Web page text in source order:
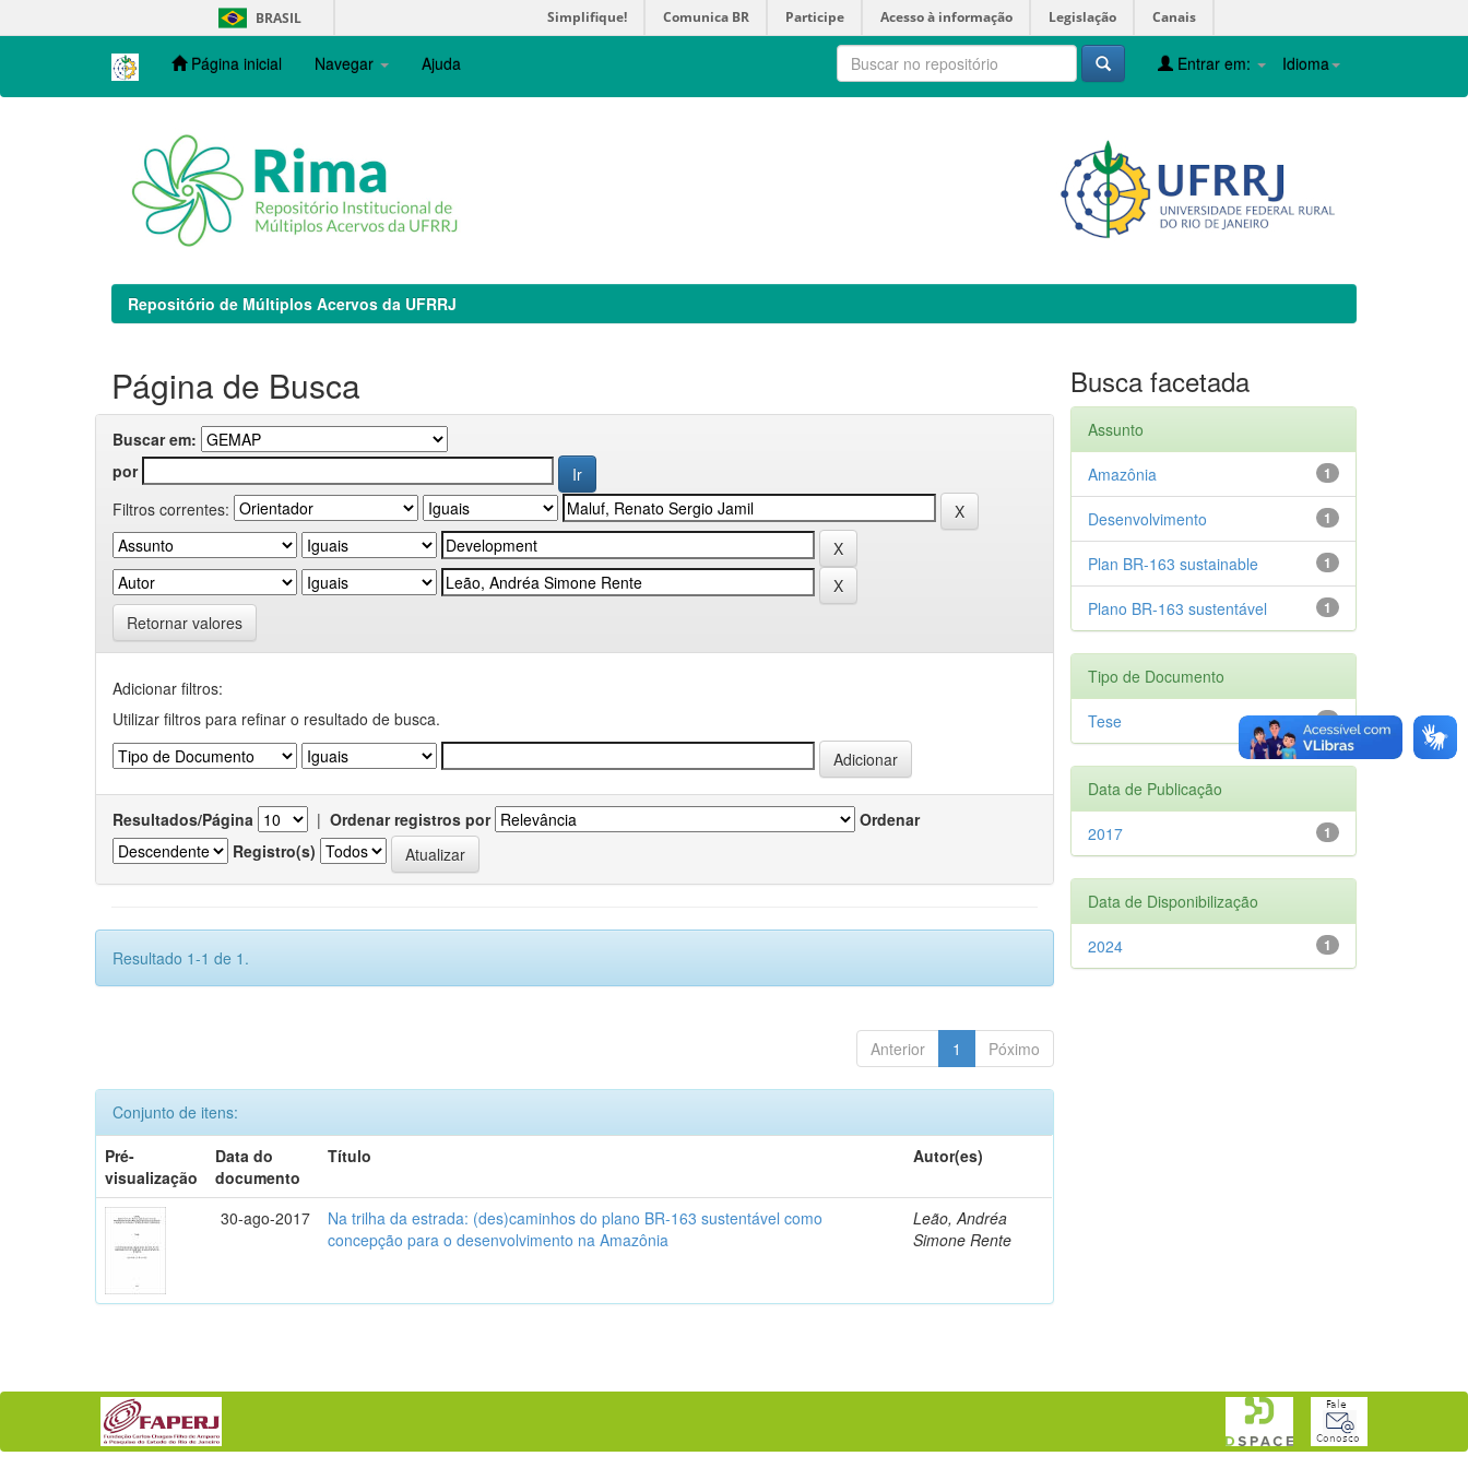
navigation
BRASIL Simplifique! Comunica BR Participe Acesso à informação Legislação Canais
Página inicial Navegar Ajuda Idioma
Entrar em:
Repositório de Múltiplos Acervos da UFRRJ
Página de Busca
Buscar em:
por
Filtros correntes:
Retornar valores
Adicionar filtros:
Utilizar filtros para refinar o resultado de busca.
Resultados/Página | Ordenar registros por
Ordenar
Registro(s)
Resultado 1-1 de 1.
Anterior 1 Póximo
Conjunto de itens:
Pré-
visualização
Data do
documento
Título Autor(es)
30-ago-2017
Na trilha da estrada: (des)caminhos do plano BR-163 sustentável como
concepção para o desenvolvimento na Amazônia
Leão, Andréa
Simone Rente
Busca facetada
Assunto
1
Amazônia
1
Desenvolvimento
1
Plan BR-163 sustainable
1
Plano BR-163 sustentável
Tipo de Documento
1
Tese
Data de Publicação
1
2017
Data de Disponibilização
1
2024